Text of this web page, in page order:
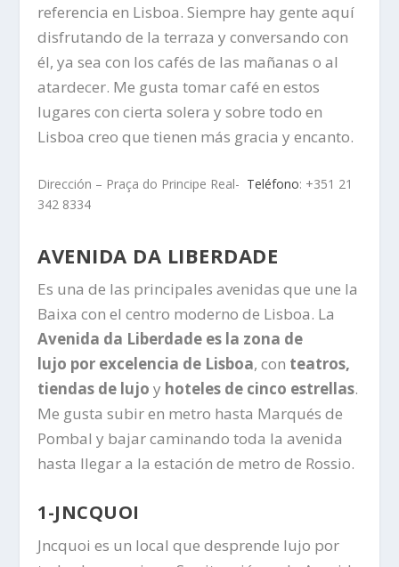
referencia en Lisboa. Siempre hay gente aquí
disfrutando de la terraza y conversando con
él, ya sea con los cafés de las mañanas o al
atardecer. Me gusta tomar café en estos
lugares con cierta solera y sobre todo en
Lisboa creo que tienen más gracia y encanto.
Dirección – Praça do Principe Real- Teléfono: +351 21
342 8334
AVENIDA DA LIBERDADE
Es una de las principales avenidas que une la
Baixa con el centro moderno de Lisboa. La
Avenida da Liberdade es la zona de
lujo por excelencia de Lisboa, con teatros,
tiendas de lujo y hoteles de cinco estrellas.
Me gusta subir en metro hasta Marqués de
Pombal y bajar caminando toda la avenida
hasta llegar a la estación de metro de Rossio.
1-JNCQUOI
Jncquoi es un local que desprende lujo por